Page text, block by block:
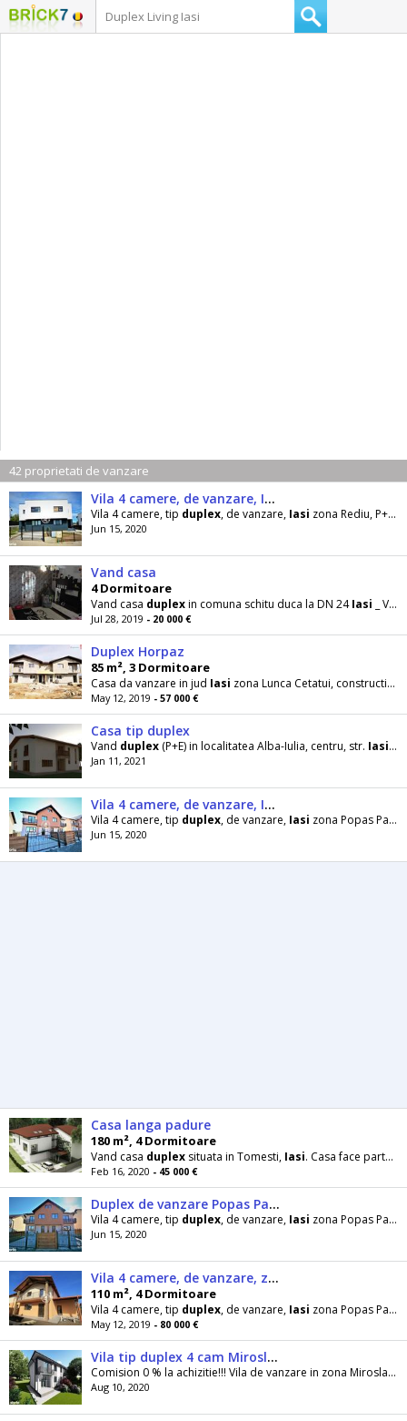
42 proprietati de vanzare
Vila 4 camere, de vanzare, Iasi zona Rediu
Vila 4 camere, tip duplex, de vanzare, Iasi zona Rediu, P+E, constructie 2018 din caramida, avand o
Jun 15, 2020
Vand casa
4 Dormitoare
Vand casa duplexin comuna schitu duca la DN 24Iasi _ Vaslui .Casa deține 2 dormitoare,bucătărie
Jul 28, 2019 - 20 000 €
Duplex Horpaz
85 m², 3 Dormitoare
Casa da vanzare in jud Iasi zona Lunca Cetatui, constructie 2017 din caramida, cu placa de beton
May 12, 2019 - 57 000 €
Casa tip duplex
Vand duplex (P+E) in localitatea Alba-Iulia, centru, str. Iasilor
Jan 11, 2021
Vila 4 camere, de vanzare, Iasi zona Popas Pacurari-Valea Lupului
Vila 4 camere, tip duplex, de vanzare, Iasi zona Popas Pacurari, P+E+pod, constructie 2020din
Jun 15, 2020
Casa langa padure
180 m², 4 Dormitoare
Vand casa duplex situata in Tomesti, Iasi. Casa face parte dintr-un
Feb 16, 2020 - 45 000 €
Duplex de vanzare Popas Pacurari pret 72000 euro
Vila 4 camere, tip duplex, de vanzare, Iasi zona Popas Pacurari, pret 72000 euro, P+E+pod
Jun 15, 2020
Vila 4 camere, de vanzare, zona Popas Pacurari
110 m², 4 Dormitoare
Vila 4 camere, tip duplex, de vanzare, Iasi zona Popas Pacurari, P+E, constructie 2018 din caramida
May 12, 2019 - 80 000 €
Vila tip duplex 4 cam Miroslava
Comision 0 % la achizitie!!! Vila de vanzare in zona Miroslava-
Aug 10, 2020